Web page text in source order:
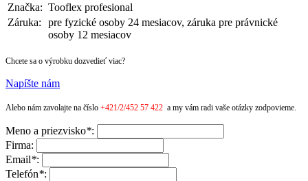
Značka: Tooflex profesional
Záruka:
pre fyzické osoby 24 mesiacov, záruka pre právnické
osoby 12 mesiacov
Chcete sa o výrobku dozvedieť viac?
Napíšte nám
Alebo nám zavolajte na číslo +421/2/452 57 422 a my vám radi vaše otázky zodpovieme.
Meno a priezvisko*:
Firma:
Email*:
Telefón*: